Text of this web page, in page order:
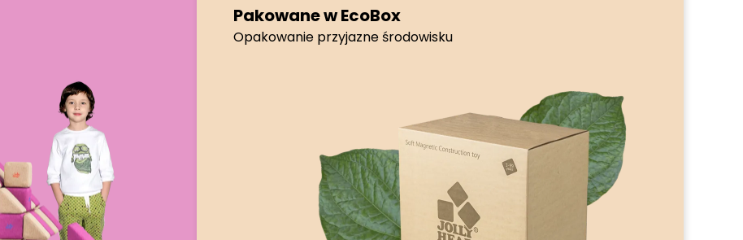
Pakowane w EcoBox
Opakowanie przyjazne środowisku